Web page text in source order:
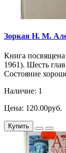
Зоркая Н. М.
Книга
1961). Шесть
Состояние
Наличие: 1
Цена: 120.00руб.
Купить